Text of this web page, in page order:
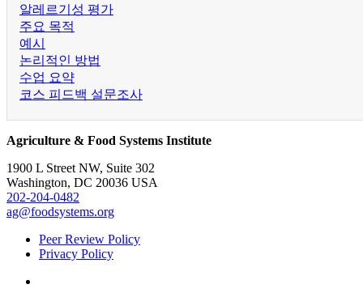
알레르기성 평가
주요 목적
예시
논리적인 방법
수업 요약
코스 피드백 설문조사
Agriculture & Food Systems Institute
1900 L Street NW, Suite 302
Washington, DC 20036 USA
202-204-0482
ag@foodsystems.org
Peer Review Policy
Privacy Policy